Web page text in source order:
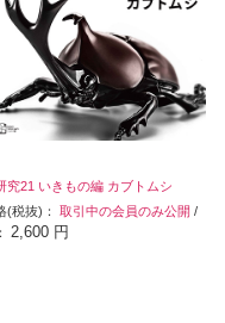
究21 いきもの編 カブトムシ
(税抜)：取引中の会員のみ公開 /
2,600 円